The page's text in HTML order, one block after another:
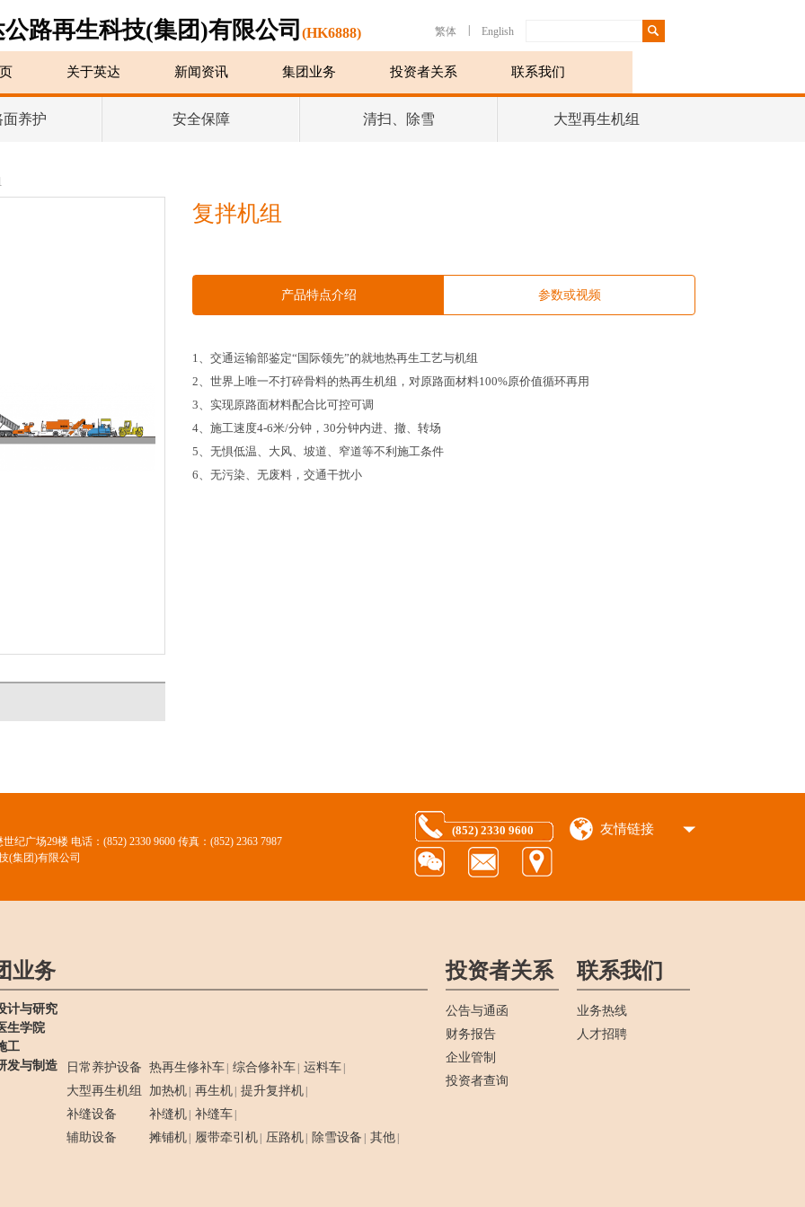
路再生科技(集团)有限公司 (HK6888) 繁体 English
关于英达 新闻资讯 集团业务 投资者关系 联系我们
养护 安全保障 清扫、除雪 大型再生机组
复拌机组
产品特点介绍 参数或视频
1、交通运输部鉴定“国际领先”的就地热再生工艺与机组
2、世界上唯一不打碎骨料的热再生机组，对原路面材料100%原价值循环再用
3、实现原路面材料配合比可控可调
4、施工速度4-6米/分钟， 30分钟内进、撤、转场
5、无惧低温、大风、坡道、窄道等不利施工条件
6、无污染、无废料，交通干扰小
世纪广场29楼 电话：(852) 2330 9600 传真：(852) 2363 7987
(集团)有限公司
友情链接
(852) 2330 9600
业务
计与研究
生学院
工
发与制造
日常养护设备 热再生修补车 综合修补车 运料车
大型再生机组 加热机 再生机 提升复拌机
补缝设备 补缝机 补缝车
辅助设备 摊铺机 履带牵引机 压路机 除雪设备 其他
投资者关系
公告与通函
财务报告
企业管制
投资者查询
联系我们
业务热线
人才招聘